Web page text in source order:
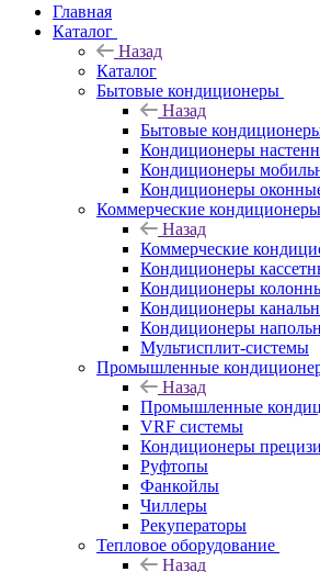
Главная
Каталог
Назад
Каталог
Бытовые кондиционеры
Назад
Бытовые
Кондиционеры
Кондиционеры
Кондиционеры
Коммерческие кондиционеры
Назад
Коммерческие
Кондиционеры
Кондиционеры
Кондиционеры
Кондиционеры
Мультисплит-системы
Промышленные
Назад
Промышленные
VRF системы
Кондиционеры
Руфтопы
Фанкойлы
Чиллеры
Рекуператоры
Тепловое оборудование
Назад